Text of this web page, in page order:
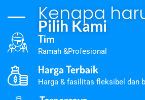
Kenapa
Pilih Kami
Tim
Ramah &Profesional
Harga Terbaik
Harga & fasilitas fleksibel dan